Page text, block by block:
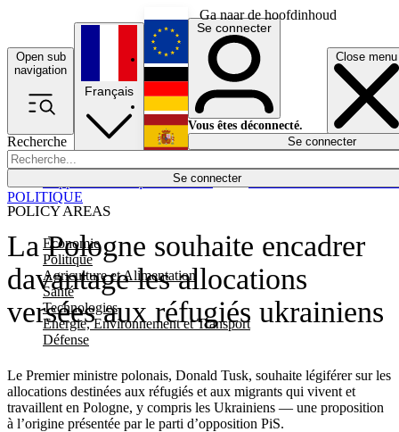
Ga naar de hoofdinhoud
Open sub
navigation
Close menu
Recherche
Se connecter
POLICY AREAS
Economie
Politique
Agriculture et Alimentation
Santé
Technologies
Energie, Environnement et Transport
Défense
Économie
Français
English
Deutsch
Español
Se connecter
Vous êtes déconnecté.
Se connecter
La Pologne souhaite encadrer
davantage les allocations
versées aux réfugiés ukrainiens
Le Premier ministre polonais, Donald Tusk, souhaite légiférer sur les
allocations destinées aux réfugiés et aux migrants qui vivent et
travaillent en Pologne, y compris les Ukrainiens — une proposition
à l’origine présentée par le parti d’opposition PiS.
POLITIQUE